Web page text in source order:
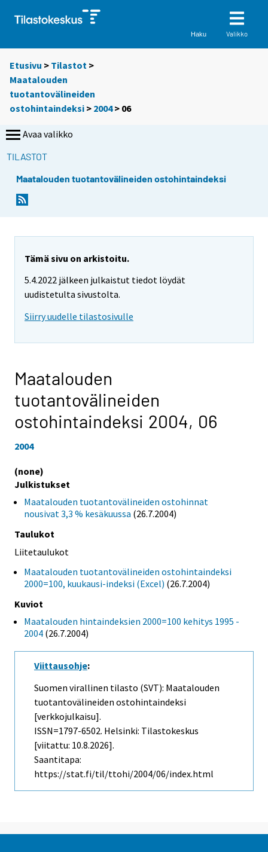
Haku Valikko
Etusivu > Tilastot >
Maatalouden
tuotantovälineiden
ostohintaindeksi > 2004> 06
Avaa valikko
TILASTOT
Maatalouden tuotantovälineiden ostohintaindeksi
Tämä sivu on arkistoitu.
5.4.2022 jälkeen julkaistut tiedot löydät
uudistetulta sivustolta.
Siirry uudelle tilastosivulle
Maatalouden
tuotantovälineiden
ostohintaindeksi 2004, 06
2004
(none)
Julkistukset
Maatalouden tuotantovälineiden ostohinnat
nousivat 3,3 % kesäkuussa (26.7.2004)
Taulukot
Liitetaulukot
Maatalouden tuotantovälineiden ostohintaindeksi
2000=100, kuukausi-indeksi (Excel) (26.7.2004)
Kuviot
Maatalouden hintaindeksien 2000=100 kehitys 1995 -
2004 (26.7.2004)
Viittausohje:
Suomen virallinen tilasto (SVT): Maatalouden
tuotantovälineiden ostohintaindeksi
[verkkojulkaisu].
ISSN=1797-6502. Helsinki: Tilastokeskus
[viitattu: 10.8.2026].
Saantitapa:
https://stat.fi/til/ttohi/2004/06/index.html